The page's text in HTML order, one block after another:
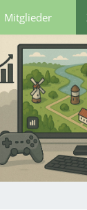
Mitglieder